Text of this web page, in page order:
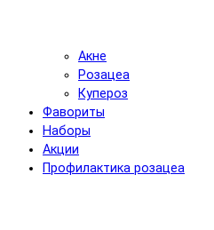
Акне
Розацеа
Купероз
Фавориты
Наборы
Акции
Профилактика розацеа